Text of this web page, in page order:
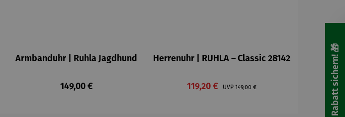
Armbanduhr | Ruhla Jagdhund
Regulärer Preis:
149,00 €
Herrenuhr | RUHLA – Classic 28142
Verkaufspreis:
119,20 € UVP Regulärer Preis:
149,00 € 🎁 Rabatt sichern! 🎁